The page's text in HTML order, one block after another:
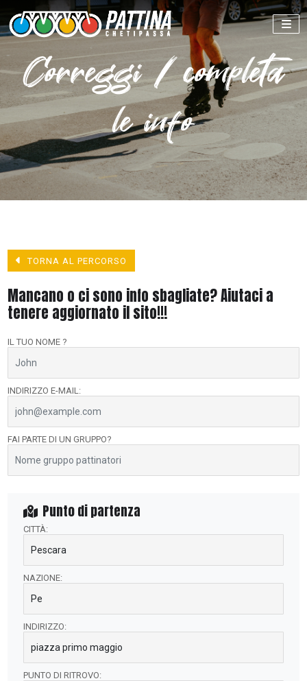
Correggi / completa
le info
TORNA AL PERCORSO
Mancano o ci sono info sbagliate? Aiutaci a
tenere aggiornato il sito!!!
IL TUO NOME ?
INDIRIZZO E-MAIL:
FAI PARTE DI UN GRUPPO?
Punto di partenza
CITTÀ:
NAZIONE:
INDIRIZZO:
PUNTO DI RITROVO: